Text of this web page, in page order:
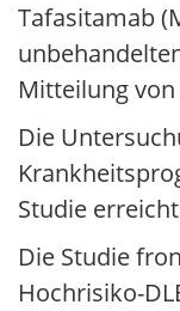
Tafasitamab
Mitteilung
Die
Studie
Die Studie
Hochrisiko-